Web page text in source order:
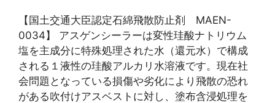
【国土交通大臣認定石綿飛散防止剤 MAEN-
0034】 アスゲンシーラーは変性珪酸ナトリウム
塩を主成分に特殊処理された水（還元水）で構成
される１液性の珪酸アルカリ水溶液です。現在社
会問題となっている損傷や劣化により飛散の恐れ
がある吹付けアスベストに対し、塗布含浸処理を